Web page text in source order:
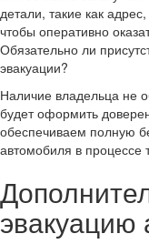
детали, такие как
чтобы оперативно
Обязательно ли
эвакуации?
Наличие владельца не
будет оформить
обеспечиваем полную
автомобиля в процессе
эвакуацию